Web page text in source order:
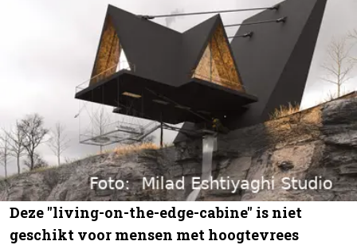
Deze "living-on-the-edge-cabine" is niet
geschikt voor mensen met hoogtevrees